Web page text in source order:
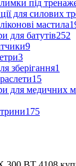
під
для силових
мастила
для батутів252
9
3
зберігання1
15
для медичних
175